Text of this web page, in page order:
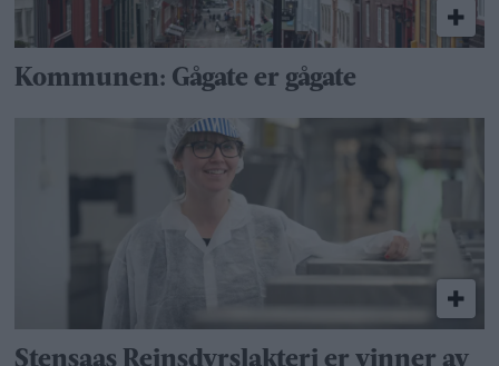
Kommunen: Gågate er gågate
Stensaas Reinsdyrslakteri er vinner av